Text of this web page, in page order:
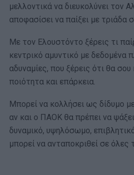
μελλοντικά να διευκολύνει τον
αποφασίσει να παίξει με τριάδα
Με τον Ελουστόντο ξέρεις τι
κεντρικό αμυντικό με δεδομένα
αδυναμίες, που ξέρεις ότι θα σου
ποιότητα και επάρκεια.
Μπορεί να κολλήσει ως δίδυμο
αν και ο ΠΑΟΚ θα πρέπει να
δυναμικό, υψηλόσωμο,
μπορεί να ανταποκριθεί σε όλες